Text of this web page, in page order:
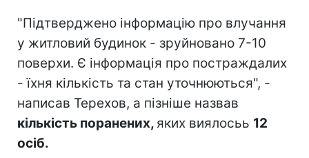
"Підтверджено інформацію про влучання
у житловий будинок - зруйновано 7-10
поверхи. Є інформація про постраждалих
- їхня кількість та стан уточнюються", -
написав Терехов, а пізніше назвав
кількість поранених, яких виялосьь 12
осіб.